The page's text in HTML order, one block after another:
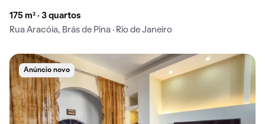
175 m² · 3 quartos
Rua Aracóia, Brás de Pina · Rio de Janeiro
Anúncio novo